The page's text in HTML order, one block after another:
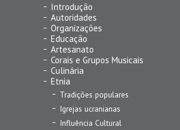
Introdução
Autoridades
Organizações
Educação
Artesanato
Corais e Grupos Musicais
Culinária
Etnia
Tradições populares
Igrejas ucranianas
Influência Cultural